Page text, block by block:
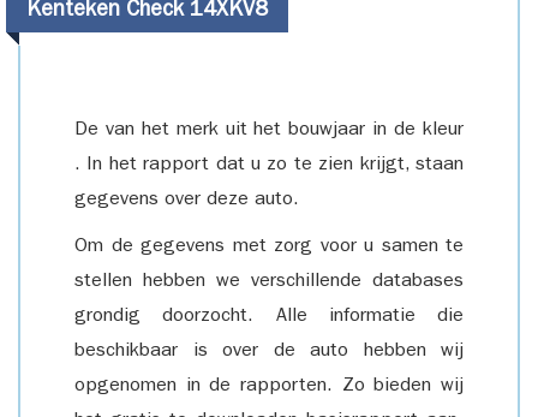
Kenteken Check 14XKV8
De van het merk uit het bouwjaar in de kleur
. In het rapport dat u zo te zien krijgt, staan
gegevens over deze auto.
Om de gegevens met zorg voor u samen te
stellen hebben we verschillende databases
grondig doorzocht. Alle informatie die
beschikbaar is over de auto hebben wij
opgenomen in de rapporten. Zo bieden wij